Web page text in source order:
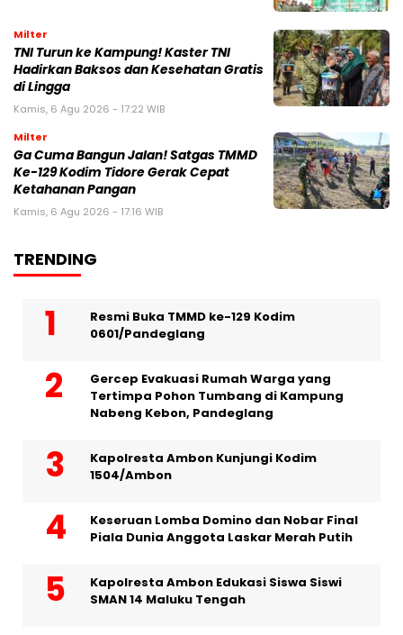
Milter
TNI Turun ke Kampung! Kaster TNI
Hadirkan Baksos dan Kesehatan Gratis
di Lingga
Kamis, 6 Agu 2026 - 17:22 WIB
Milter
Ga Cuma Bangun Jalan! Satgas TMMD
Ke-129 Kodim Tidore Gerak Cepat
Ketahanan Pangan
Kamis, 6 Agu 2026 - 17:16 WIB
TRENDING
Resmi Buka TMMD ke-129 Kodim
0601/Pandeglang
Gercep Evakuasi Rumah Warga yang
Tertimpa Pohon Tumbang di Kampung
Nabeng Kebon, Pandeglang
Kapolresta Ambon Kunjungi Kodim
1504/Ambon
Keseruan Lomba Domino dan Nobar Final
Piala Dunia Anggota Laskar Merah Putih
Kapolresta Ambon Edukasi Siswa Siswi
SMAN 14 Maluku Tengah